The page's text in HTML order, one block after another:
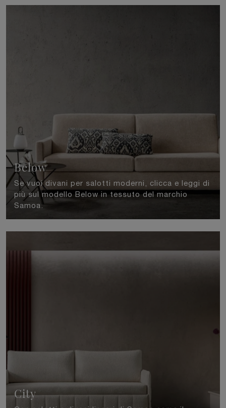
Below
Se vuoi divani per salotti moderni, clicca e leggi di
più sul modello Below in tessuto del marchio
Samoa.
City